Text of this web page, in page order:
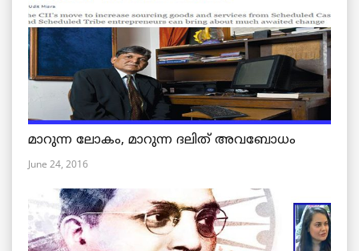
മാറുന്ന ലോകം, മാറുന്ന ദലിത് അവബോധം
June 24, 2016